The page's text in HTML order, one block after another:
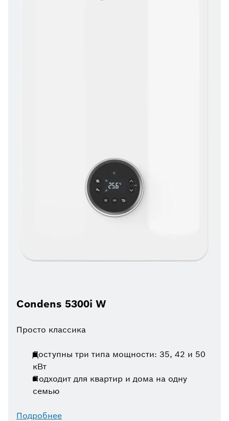
Condens 5300i W
Просто классика
Доступны три типа мощности: 35, 42 и 50
кВт
Подходит для квартир и дома на одну
семью
Подробнее